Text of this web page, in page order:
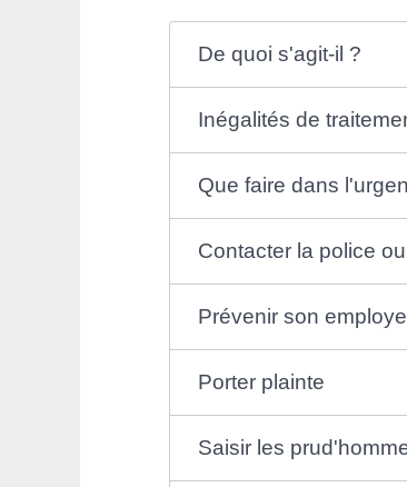
De quoi s'agit-il ?
Inégalités de
Que faire dans
Contacter la police
Prévenir son
Porter plainte
Saisir les